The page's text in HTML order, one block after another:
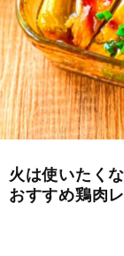
火は使いたく
おすすめ鶏肉